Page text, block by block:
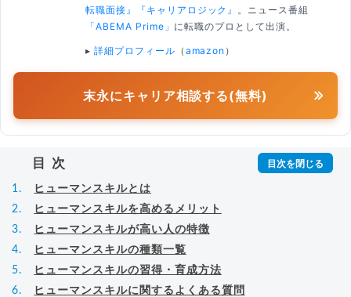
転職面接』
『キャリアロジック』
。ニュース番組
「ABEMA Prime」 に転職のプロとして出演。
▸ 詳細プロフィール （ amazon ）
末永にキャリア相談する(無料)
目次
ヒューマンスキルとは
ヒューマンスキルを高めるメリット
ヒューマンスキルが高い人の特徴
ヒューマンスキルの種類一覧
ヒューマンスキルの習得・育成方法
ヒューマンスキルに関するよくある質問